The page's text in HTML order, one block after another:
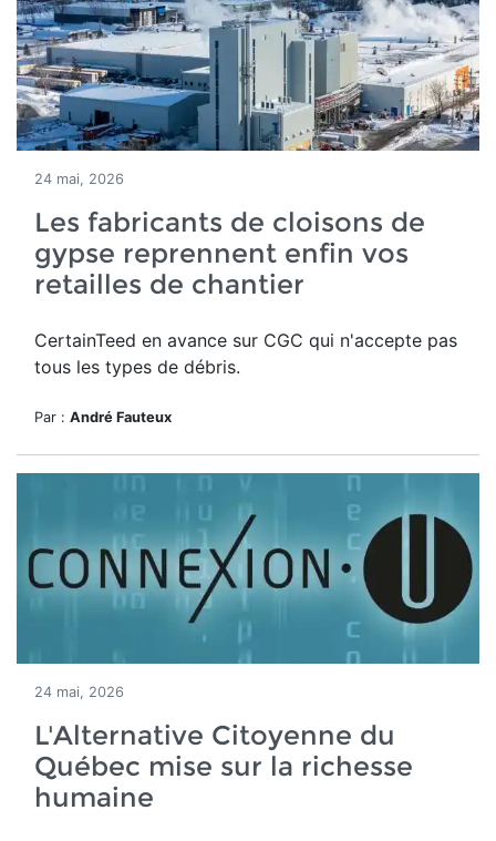
24 mai, 2026
Les fabricants de cloisons de
gypse reprennent enfin vos
retailles de chantier
CertainTeed en avance sur CGC qui n'accepte pas
tous les types de débris.
Par : André Fauteux
24 mai, 2026
L'Alternative Citoyenne du
Québec mise sur la richesse
humaine